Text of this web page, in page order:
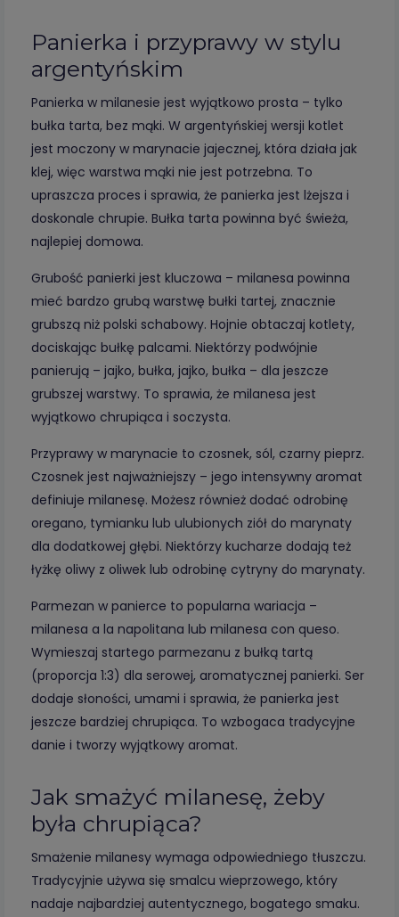
Panierka i przyprawy w stylu
argentyńskim
Panierka w milanesie jest wyjątkowo prosta – tylko
bułka tarta, bez mąki. W argentyńskiej wersji kotlet
jest moczony w marynacie jajecznej, która działa jak
klej, więc warstwa mąki nie jest potrzebna. To
upraszcza proces i sprawia, że panierka jest lżejsza i
doskonale chrupie. Bułka tarta powinna być świeża,
najlepiej domowa.
Grubość panierki jest kluczowa – milanesa powinna
mieć bardzo grubą warstwę bułki tartej, znacznie
grubszą niż polski schabowy. Hojnie obtaczaj kotlety,
dociskając bułkę palcami. Niektórzy podwójnie
panierują – jajko, bułka, jajko, bułka – dla jeszcze
grubszej warstwy. To sprawia, że milanesa jest
wyjątkowo chrupiąca i soczysta.
Przyprawy w marynacie to czosnek, sól, czarny pieprz.
Czosnek jest najważniejszy – jego intensywny aromat
definiuje milanesę. Możesz również dodać odrobinę
oregano, tymianku lub ulubionych ziół do marynaty
dla dodatkowej głębi. Niektórzy kucharze dodają też
łyżkę oliwy z oliwek lub odrobinę cytryny do marynaty.
Parmezan w panierce to popularna wariacja –
milanesa a la napolitana lub milanesa con queso.
Wymieszaj startego parmezanu z bułką tartą
(proporcja 1:3) dla serowej, aromatycznej panierki. Ser
dodaje słoności, umami i sprawia, że panierka jest
jeszcze bardziej chrupiąca. To wzbogaca tradycyjne
danie i tworzy wyjątkowy aromat.
Jak smażyć milanesę, żeby
była chrupiąca?
Smażenie milanesy wymaga odpowiedniego tłuszczu.
Tradycyjnie używa się smalcu wieprzowego, który
nadaje najbardziej autentycznego, bogatego smaku.